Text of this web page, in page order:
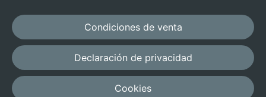
Condiciones de venta
Declaración de privacidad
Cookies